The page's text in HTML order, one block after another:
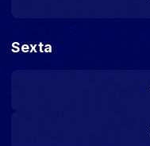
Sexta